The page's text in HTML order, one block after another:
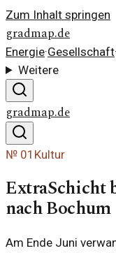
Zum Inhalt springen
gradmap.de
Energie·Gesellschaft·
Weitere
gradmap.de
№ 01 Kultur
ExtraSchicht
nach Bochum
Am Ende Juni